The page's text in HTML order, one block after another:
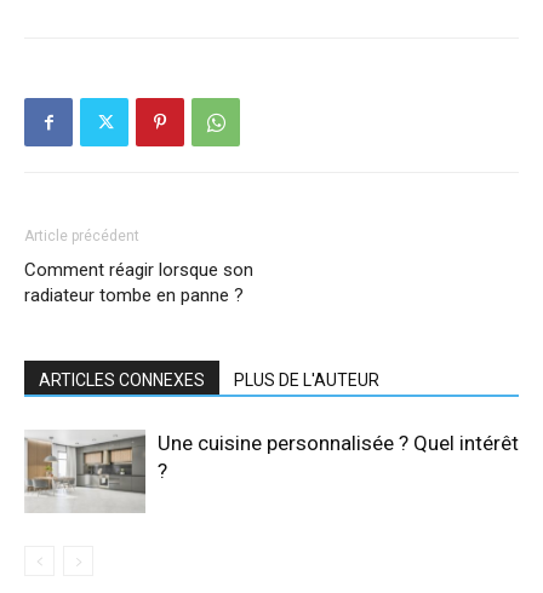
Article précédent
Comment réagir lorsque son
radiateur tombe en panne ?
ARTICLES CONNEXES PLUS DE L'AUTEUR
Une cuisine personnalisée ? Quel intérêt
?